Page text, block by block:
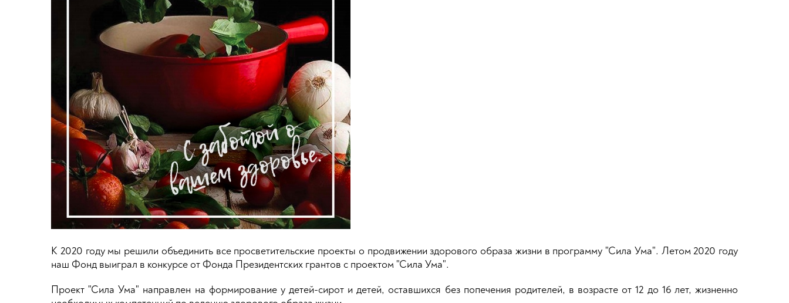
К 2020 году мы решили объединить все просветительские проекты о продвижении здорового образа жизни в программу "Сила Ума". Летом 2020 году
наш Фонд выиграл в конкурсе от Фонда Президентских грантов с проектом "Сила Ума".
Проект "Сила Ума" направлен на формирование у детей-сирот и детей, оставшихся без попечения родителей, в возрасте от 12 до 16 лет, жизненно